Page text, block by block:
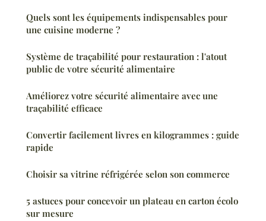
Quels sont les équipements indispensables pour
une cuisine moderne ?
Système de traçabilité pour restauration : l'atout
public de votre sécurité alimentaire
Améliorez votre sécurité alimentaire avec une
traçabilité efficace
Convertir facilement livres en kilogrammes : guide
rapide
Choisir sa vitrine réfrigérée selon son commerce
5 astuces pour concevoir un plateau en carton écolo
sur mesure